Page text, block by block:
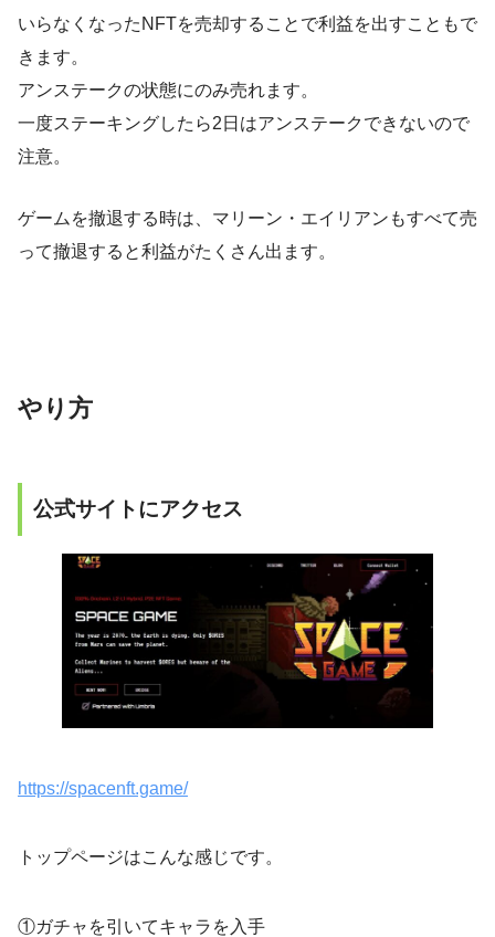
いらなくなったNFTを売却することで利益を出すこともで
きます。
アンステークの状態にのみ売れます。
一度ステーキングしたら2日はアンステークできないので
注意。
ゲームを撤退する時は、マリーン・エイリアンもすべて売
って撤退すると利益がたくさん出ます。
やり方
公式サイトにアクセス
https://spacenft.game/
トップページはこんな感じです。
①ガチャを引いてキャラを入手